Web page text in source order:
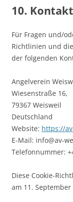
10.
Für Fragen und/
Richtlinien und
der folgenden
Angelverein
Wiesenstraße 16,
79367 Weisweil
Deutschland
Website: https://
E-Mail: info@av-
Telefonnummer:
Diese Cookie-
am 11.